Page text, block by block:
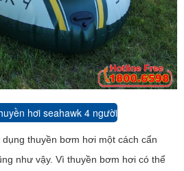
hơi seahawk 4 người
dụng thuyền bơm hơi một cách cẩn
như vậy. Vì thuyền bơm hơi có thể